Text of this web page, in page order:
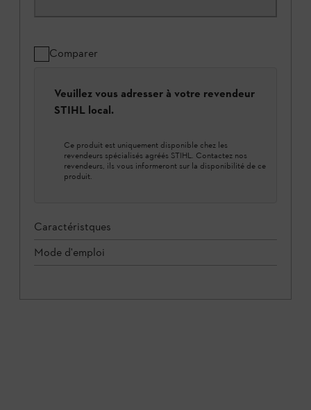
Comparer
Veuillez vous adresser à votre revendeur
STIHL local.
Ce produit est uniquement disponible chez les
revendeurs spécialisés agréés STIHL. Contactez nos
revendeurs, ils vous informeront sur la disponibilité de ce
produit.
Caractéristques
Mode d'emploi